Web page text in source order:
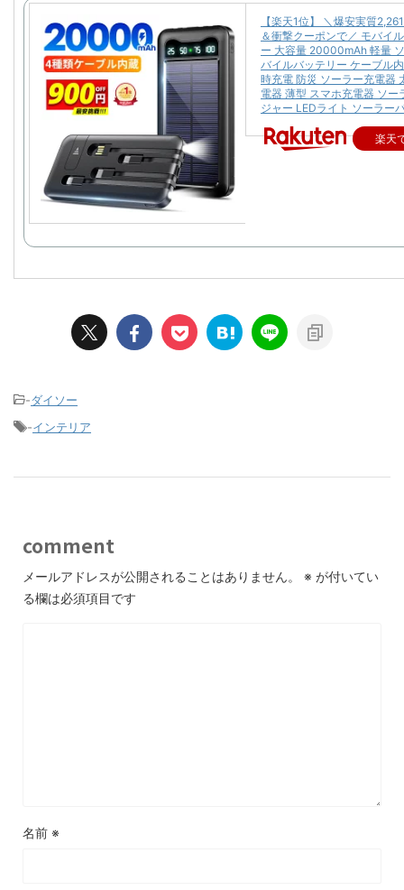
【楽天1位】 ＼爆安実質
＆衝撃クーポンで／ モバイ
ー 大容量 20000mAh 軽量
バイルバッテリー ケーブル
時充電 防災 ソーラー充電器
電器 薄型 スマホ充電器 ソー
ジャー LEDライト ソーラー
楽天
-ダイソー
-インテリア
comment
メールアドレスが公開されることはありません。 ※ が付いてい
る欄は必須項目です
名前 ※